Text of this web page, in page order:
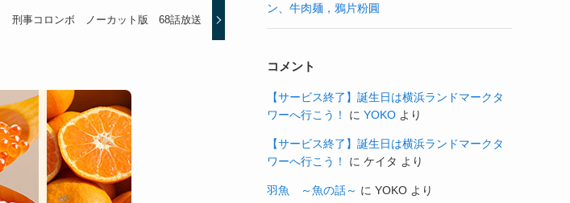
刑事コロンボ ノーカット版 68話放送
ン、牛肉麺，鴉片粉圓
コメント
【サービス終了】誕生日は横浜ランドマークタ
ワーへ行こう！
に YOKO より
【サービス終了】誕生日は横浜ランドマークタ
ワーへ行こう！
に ケイタ より
羽魚 ～魚の話～ に YOKO より